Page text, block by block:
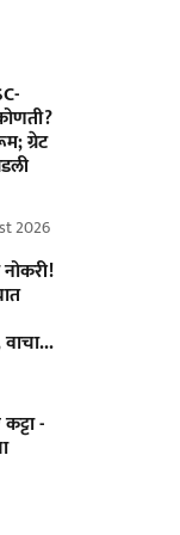
ग्रेट
2026
नोकरी!
-